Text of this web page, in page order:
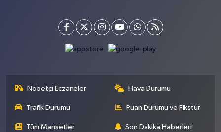
Nöbetçi Eczaneler Hava Durumu
Trafik Durumu Puan Durumu ve Fikstür
Tüm Manşetler Son Dakika Haberleri